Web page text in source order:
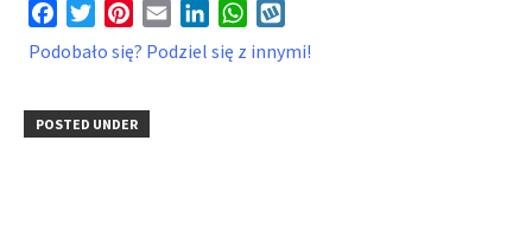
FacebookTwitterPinterest
Email LinkedInWhatsApp
Podobało się? Podziel się z innymi!
POSTED UNDER